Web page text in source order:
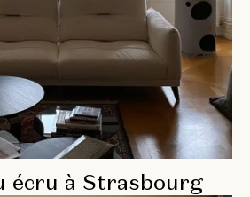
écru à Strasbourg